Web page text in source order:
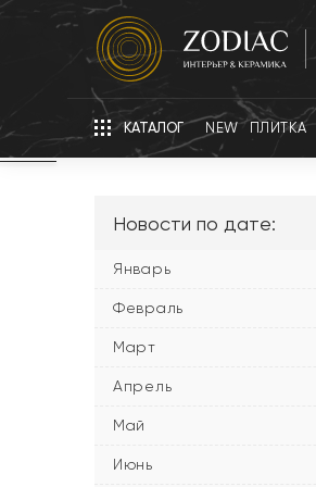
КАТАЛОГ NEW ПЛИТКА
Новости по дате:
Январь
Февраль
Март
Апрель
Май
Июнь